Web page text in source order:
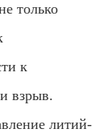
только
к
взрыв.
литий-